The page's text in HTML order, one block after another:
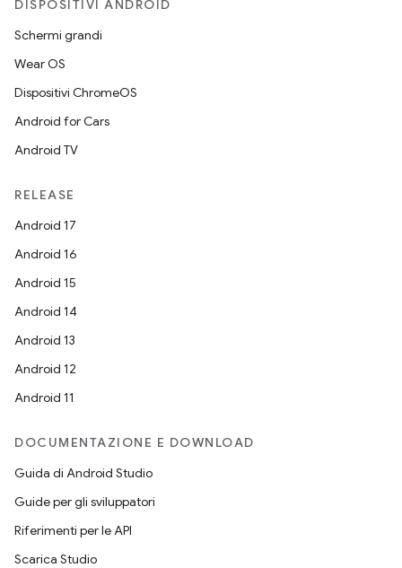
DISPOSITIVI ANDROID
Schermi grandi
Wear OS
Dispositivi ChromeOS
Android for Cars
Android TV
RELEASE
Android 17
Android 16
Android 15
Android 14
Android 13
Android 12
Android 11
DOCUMENTAZIONE E DOWNLOAD
Guida di Android Studio
Guide per gli sviluppatori
Riferimenti per le API
Scarica Studio